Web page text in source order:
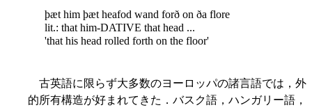
þæt him þæt heafod wand forð on ða flore
lit.: that him-DATIVE that head ...
'that his head rolled forth on the floor'
古英語に限らず大多数のヨーロッパの諸言語では，外
的所有構造が好まれてきた．バスク語，ハンガリー語，